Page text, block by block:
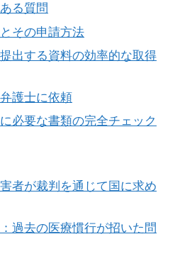
る質問
その申請方法
出する資料の効率的な取得
護士に依頼
必要な書類の完全チェック
者が裁判を通じて国に求め
過去の医療慣行が招いた問